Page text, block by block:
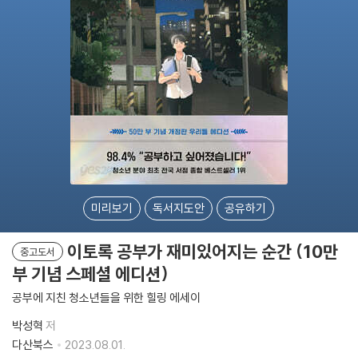
미리보기 독서지도안 공유하기
중고도서
이토록 공부가 재미있어지는 순간 (10만
부 기념 스페셜 에디션)
공부에 지친 청소년들을 위한 힐링 에세이
박성혁 저
다산북스
2023.08.01.